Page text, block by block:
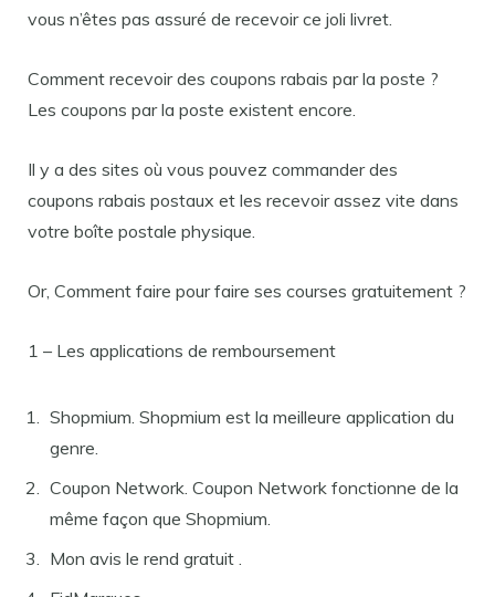
vous n’êtes pas assuré de recevoir ce joli livret.
Comment recevoir des coupons rabais par la poste ?
Les coupons par la poste existent encore.
Il y a des sites où vous pouvez commander des
coupons rabais postaux et les recevoir assez vite dans
votre boîte postale physique.
Or, Comment faire pour faire ses courses gratuitement ?
1 – Les applications de remboursement
Shopmium. Shopmium est la meilleure application du
genre.
Coupon Network. Coupon Network fonctionne de la
même façon que Shopmium.
Mon avis le rend gratuit .